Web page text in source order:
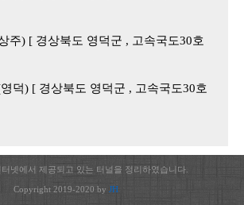
주) [ 경상북도 영덕군 , 고속국도30호
덕) [ 경상북도 영덕군 , 고속국도30호
넷에서 제공되고 있는 터널을 정리하였습니다.
Copyright 2019-2020 by JH